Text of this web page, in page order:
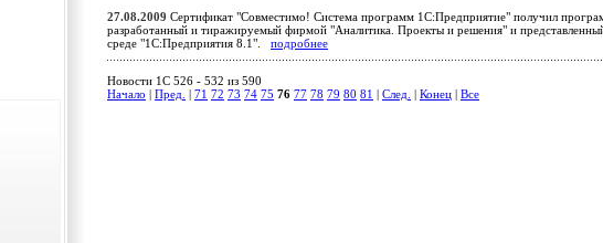
27.08.2009 Сертификат "Совместимо! Система программ 1С:Предприятие" получил
разработанный и тиражируемый фирмой "Аналитика. Проекты и решения" и
среде "1С:Предприятия 8.1". подробнее
Новости 1C 526 - 532 из 590
Начало
Пред. 71 72 73 74 75 76 77 78 79 80 81 След. Конец Все